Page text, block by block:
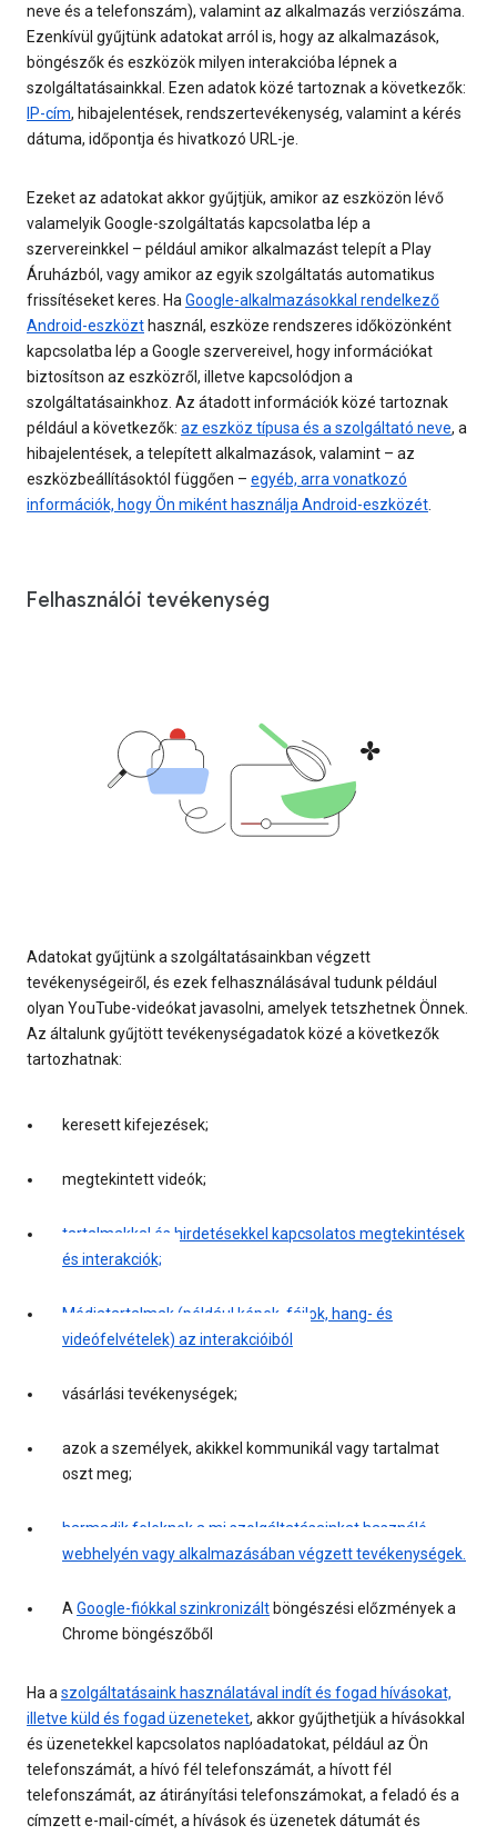
neve és a telefonszám), valamint az alkalmazás verziószáma.
Ezenkívül gyűjtünk adatokat arról is, hogy az alkalmazások,
böngészők és eszközök milyen interakcióba lépnek a
szolgáltatásainkkal. Ezen adatok közé tartoznak a következők:
IP-cím, hibajelentések, rendszertevékenység, valamint a kérés
dátuma, időpontja és hivatkozó URL-je.
Ezeket az adatokat akkor gyűjtjük, amikor az eszközön lévő
valamelyik Google-szolgáltatás kapcsolatba lép a
szervereinkkel – például amikor alkalmazást telepít a Play
Áruházból, vagy amikor az egyik szolgáltatás automatikus
frissítéseket keres. HaGoogle-alkalmazásokkal rendelkező
Android-eszközt használ, eszköze rendszeres időközönként
kapcsolatba lép a Google szervereivel, hogy információkat
biztosítson az eszközről, illetve kapcsolódjon a
szolgáltatásainkhoz. Az átadott információk közé tartoznak
például a következők: az eszköz típusa és a szolgáltató neve, a
hibajelentések, a telepített alkalmazások, valamint – az
eszközbeállításoktól függően – egyéb, arra vonatkozó
információk, hogy Ön miként használja Android-eszközét.
Felhasználói tevékenység
Adatokat gyűjtünk a szolgáltatásainkban végzett
tevékenységeiről, és ezek felhasználásával tudunk például
olyan YouTube-videókat javasolni, amelyek tetszhetnek Önnek.
Az általunk gyűjtött tevékenységadatok közé a következők
tartozhatnak:
keresett kifejezések;
megtekintett videók;
tartalmakkal és hirdetésekkel kapcsolatos megtekintések
és interakciók;
Médiatartalmak (például képek, fájlok, hang- és
videófelvételek) az interakcióiból
vásárlási tevékenységek;
azok a személyek, akikkel kommunikál vagy tartalmat
oszt meg;
harmadik feleknek a mi szolgáltatásainkat használó
webhelyén vagy alkalmazásában végzett tevékenységek.
AGoogle-fiókkal szinkronizált böngészési előzmények a
Chrome böngészőből
Ha aszolgáltatásaink használatával indít és fogad hívásokat,
illetve küld és fogad üzeneteket, akkor gyűjthetjük a hívásokkal
és üzenetekkel kapcsolatos naplóadatokat, például az Ön
telefonszámát, a hívó fél telefonszámát, a hívott fél
telefonszámát, az átirányítási telefonszámokat, a feladó és a
címzett e-mail-címét, a hívások és üzenetek dátumát és